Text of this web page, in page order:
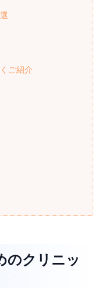
ご紹介
のクリニッ